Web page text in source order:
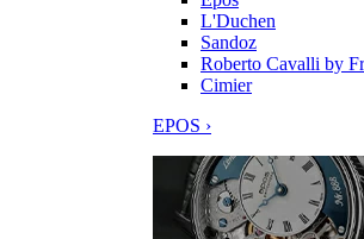
L'Duchen
Sandoz
Roberto Cavalli by
Cimier
EPOS ›